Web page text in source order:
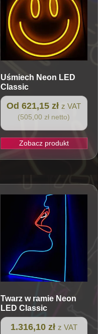
Uśmiech Neon LED
Classic
Od 621,15 zł z VAT
(505,00 zł netto)
Zobacz produkt
stronie
produktu
Twarz w ramieNeon
LED Classic
1.316,10 zł z VAT